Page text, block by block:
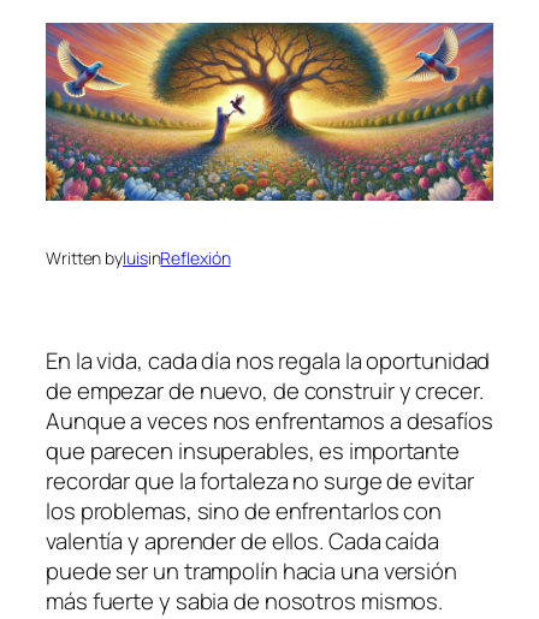
Written byluisinReflexión
En la vida, cada día nos regala la oportunidad
de empezar de nuevo, de construir y crecer.
Aunque a veces nos enfrentamos a desafíos
que parecen insuperables, es importante
recordar que la fortaleza no surge de evitar
los problemas, sino de enfrentarlos con
valentía y aprender de ellos. Cada caída
puede ser un trampolín hacia una versión
más fuerte y sabia de nosotros mismos.